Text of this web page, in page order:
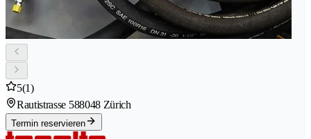
5(1)
Rautistrasse 588048 Zürich
Termin reservieren